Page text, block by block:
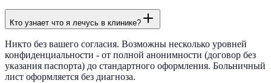
Кто узнает что я лечусь в клинике?
Никто без вашего согласия. Возможны несколько уровней
конфиденциальности - от полной анонимности (договор без
указания паспорта) до стандартного оформления. Больничный
лист оформляется без диагноза.